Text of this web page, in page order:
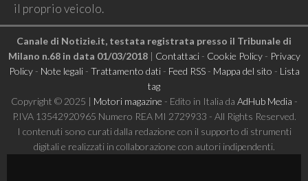
il proprio veicolo.
Canale di Notizie.it, testata registrata presso il Tribunale di
Milano n.68 in data 01/03/2018| Contattaci- Cookie Policy- Privacy
Policy- Note legali- Trattamento dati- Feed RSS- Mappa del sito - Lista
tag
Copyright © 2025 | Motori magazine - Edito in Italia da AdHub Media -
P.IVA 13542920965 Numero REA MI 2729933 - All Rights Reserved.
I contenuti sono curati dalla redazione con il supporto di strumenti
digitali e realizzati in collaborazione con autori indipendenti.